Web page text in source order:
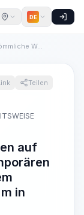
DE
Durchstich von Schachtstollen auf herkömmliche Weise mit tem...
Teilen
auf
in